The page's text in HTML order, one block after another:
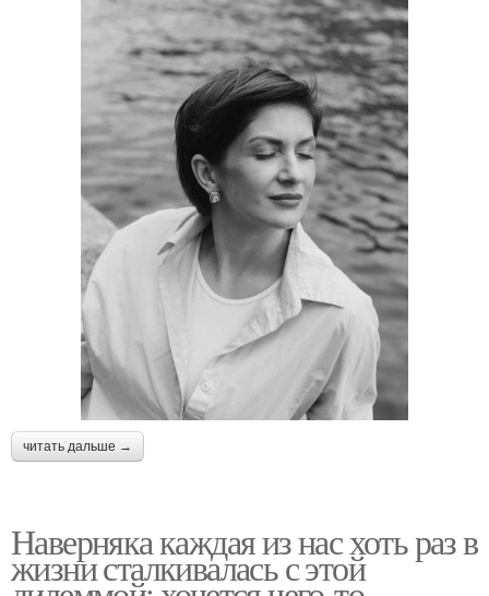
читать дальше →
Наверняка каждая из нас хоть раз в
жизни сталкивалась с этой